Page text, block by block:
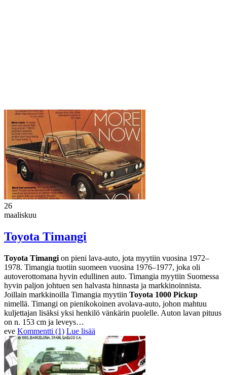
26
maaliskuu
Toyota Timangi
Toyota Timangi on pieni lava-auto, jota myytiin vuosina 1972–
1978. Timangia tuotiin suomeen vuosina 1976–1977, joka oli
autoverottomana hyvin edullinen auto. Timangia myytiin Suomessa
hyvin paljon johtuen sen halvasta hinnasta ja markkinoinnista.
Joillain markkinoilla Timangia myytiin Toyota 1000 Pickup
nimellä. Timangi on pienikokoinen avolava-auto, johon mahtuu
kuljettajan lisäksi yksi henkilö vänkärin puolelle. Auton lavan pituus
on n. 153 cm ja leveys…
eve Kommentti (1) Lue lisää